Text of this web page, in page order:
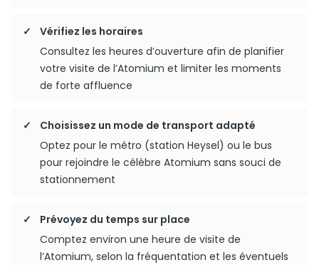
Vérifiez les horaires
Consultez les heures d’ouverture afin de planifier
votre visite de l’Atomium et limiter les moments
de forte affluence
Choisissez un mode de transport adapté
Optez pour le métro (station Heysel) ou le bus
pour rejoindre le célèbre Atomium sans souci de
stationnement
Prévoyez du temps sur place
Comptez environ une heure de visite de
l’Atomium, selon la fréquentation et les éventuels